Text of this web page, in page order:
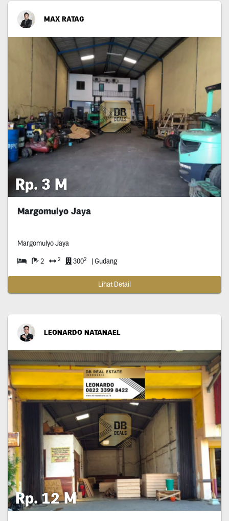
MAX RATAG
Rp. 3 M
Margomulyo Jaya
Margomulyo Jaya
2 2 3002 | Gudang
Lihat Detail
LEONARDO NATANAEL
Rp. 12 M